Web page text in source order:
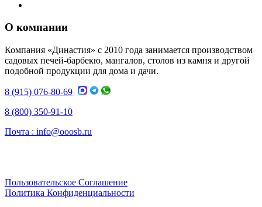
О компании
Компания «Династия» с 2010 года занимается производством
садовых печей-барбекю, мангалов, столов из камня и другой
подобной продукции для дома и дачи.
8 (915) 076-80-69
8 (800) 350-91-10
Почта : info@ooosb.ru
Пользовательское Соглашение
Политика Конфиденциальности